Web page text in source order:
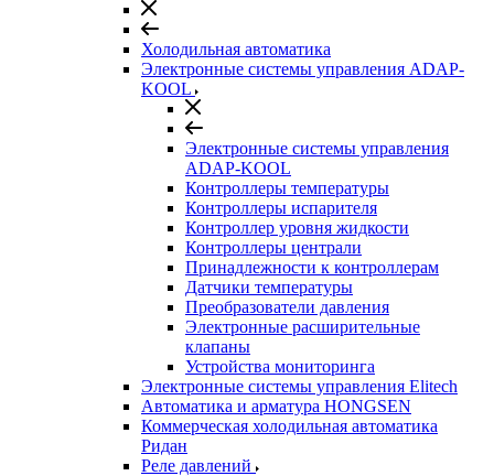
Холодильная автоматика
Электронные системы управления ADAP-
KOOL
Электронные системы управления
ADAP-KOOL
Контроллеры температуры
Контроллеры испарителя
Контроллер уровня жидкости
Контроллеры централи
Принадлежности к контроллерам
Датчики температуры
Преобразователи давления
Электронные расширительные
клапаны
Устройства мониторинга
Электронные системы управления Elitech
Автоматика и арматура HONGSEN
Коммерческая холодильная автоматика
Ридан
Реле давлений